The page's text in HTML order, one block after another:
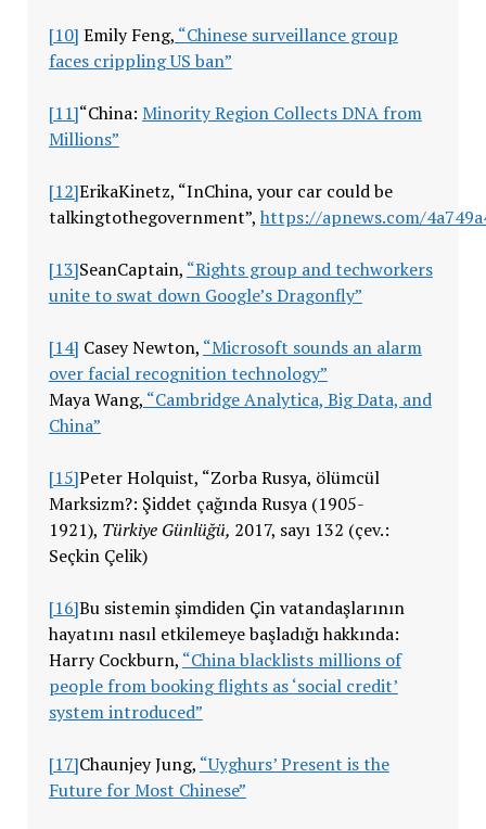
[10] Emily Feng, “Chinese surveillance group
faces crippling US ban”
[11]“China: Minority Region Collects DNA from
Millions”
[12]ErikaKinetz, “InChina, your car could be
talkingtothegovernment”, https://apnews.com/
[13]SeanCaptain, “Rights group and techworkers
unite to swat down Google’s Dragonfly”
[14] Casey Newton, “Microsoft sounds an alarm
over facial recognition technology”
Maya Wang, “Cambridge Analytica, Big Data, and
China”
[15]Peter Holquist, “Zorba Rusya, ölümcül
Marksizm?: Şiddet çağında Rusya (1905-
1921), Türkiye Günlüğü, 2017, sayı 132 (çev.:
Seçkin Çelik)
[16]Bu sistemin şimdiden Çin vatandaşlarının
hayatını nasıl etkilemeye başladığı hakkında:
Harry Cockburn, “China blacklists millions of
people from booking flights as ‘social credit’
system introduced”
[17]Chaunjey Jung, “Uyghurs’ Present is the
Future for Most Chinese”